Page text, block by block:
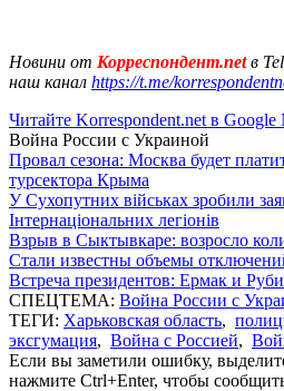
Новини от Корреспондент.netв
наш канал https://t.me/
Читайте Korrespondent.net в Google
Война России с Украиной
Провал сезона: Москва будет
турсектора Крыма
У Сухопутних військах зробили
Інтернаціональних легіонів
Взрыв в Сыктывкаре: возросло
Стали известны объемы
Встреча президентов: Ермак и
СПЕЦТЕМА: Война России с
ТЕГИ: Харьковская область,
эксгумация, Война с Россией,
Если вы заметили ошибку,
нажмите Ctrl+Enter, чтобы